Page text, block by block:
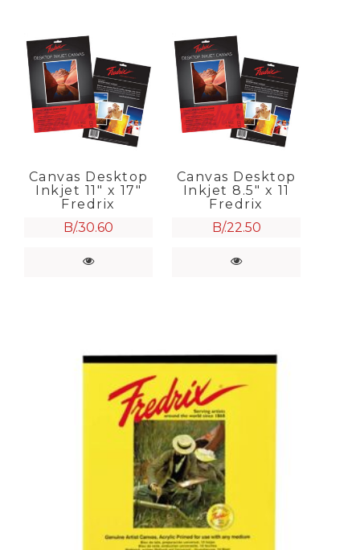
Canvas Desktop
Inkjet 11″ x 17″
Fredrix
B/.30.60
Canvas Desktop
Inkjet 8.5″ x 11
Fredrix
B/.22.50